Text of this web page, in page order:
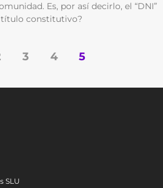
Es, por así decirlo, el “DNI”
título constitutivo?
3 4 5
SLU